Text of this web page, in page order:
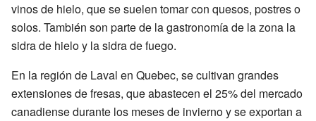
vinos de hielo, que se suelen tomar con quesos, postres o
solos. También son parte de la gastronomía de la zona la
sidra de hielo y la sidra de fuego.
En la región de Laval en Quebec, se cultivan grandes
extensiones de fresas, que abastecen el 25% del mercado
canadiense durante los meses de invierno y se exportan a